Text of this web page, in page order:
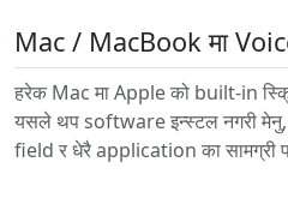
Mac / MacBook मा
हरेक Mac मा Apple को built-in
यसले थप software इन्स्टल नगरी
field र धेरै application का सामग्री